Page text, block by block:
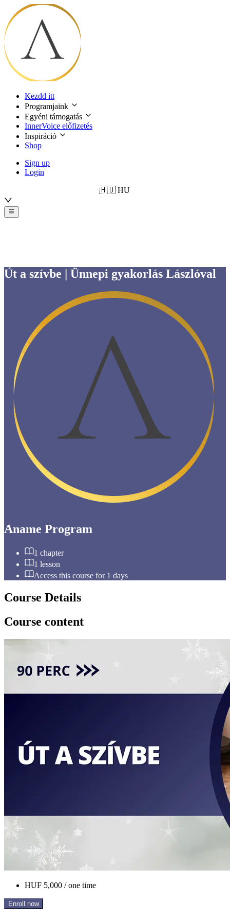
Kezdd itt
Programjaink
Egyéni támogatás
InnerVoice előfizetés
Inspiráció
Shop
Sign up
Login
🇭🇺 HU
Út a szívbe | Ünnepi gyakorlás Lászlóval
Aname Program
1 chapter
1 lesson
Access this course for 1 days
Course Details
Course content
HUF 5,000 / one time
Enroll now